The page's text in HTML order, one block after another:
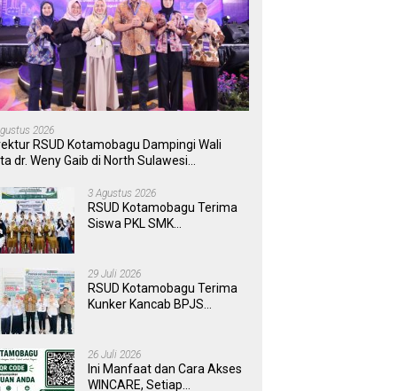
2026
RSUD Kotamobagu Dampingi Wali
dr. Weny Gaib di North Sulawesi
3 Agustus 2026
RSUD Kotamobagu Terima
Siswa PKL SMK
dan Layanan Kesehatan
29 Juli 2026
RSUD Kotamobagu Terima
Kunker Kancab BPJS
Wujudkan UHC
26 Juli 2026
Ini Manfaat dan Cara Akses
WINCARE, Setiap